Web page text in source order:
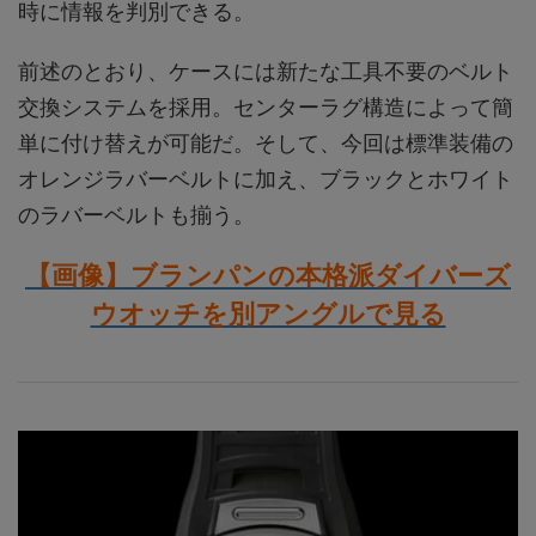
時に情報を判別できる。
前述のとおり、ケースには新たな工具不要のベルト
交換システムを採用。センターラグ構造によって簡
単に付け替えが可能だ。そして、今回は標準装備の
オレンジラバーベルトに加え、ブラックとホワイト
のラバーベルトも揃う。
【画像】ブランパンの本格派ダイバーズ
ウオッチを別アングルで見る